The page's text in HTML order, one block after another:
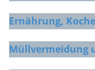
Ernährung,
Müllvermeidung